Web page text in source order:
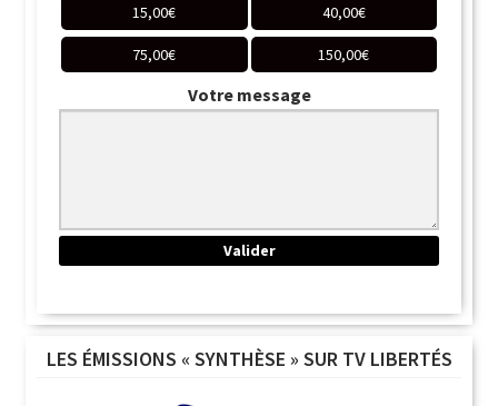
15,00€ 40,00€
75,00€ 150,00€
Votre message
LES ÉMISSIONS « SYNTHÈSE » SUR TV LIBERTÉS